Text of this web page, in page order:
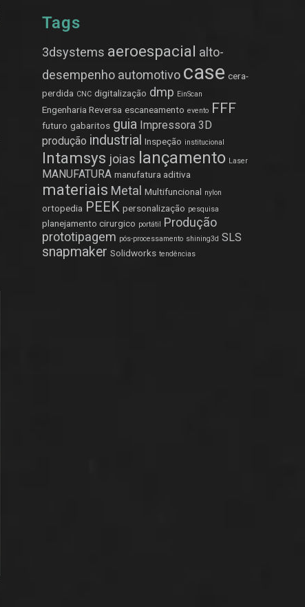
Tags
3dsystems aeroespacial alto-
desempenho automotivo case cera-
perdida CNC digitalização dmp EinScan
Engenharia Reversa escaneamento evento FFF
futuro gabaritos guia Impressora 3D
produção industrial Inspeção institucional
Intamsys joias lançamento Laser
MANUFATURA manufatura aditiva
materiais Metal Multifuncional nylon
ortopedia PEEK personalização pesquisa
planejamento cirurgico portátil
Produção
prototipagem pós-processamento shining3d SLS
snapmaker Solidworks tendências